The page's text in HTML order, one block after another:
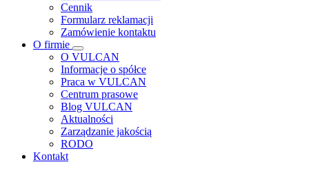
Cennik
Formularz reklamacji
Zamówienie kontaktu
O firmie
O VULCAN
Informacje o spółce
Praca w VULCAN
Centrum prasowe
Blog VULCAN
Aktualności
Zarządzanie jakością
RODO
Kontakt